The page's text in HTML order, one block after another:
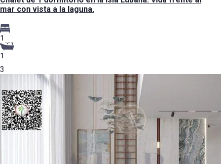
mar con vista a la laguna.
1
1
3